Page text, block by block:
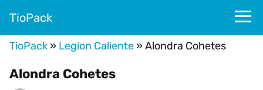
TioPack
TioPack » Legion Caliente »Alondra Cohetes
Alondra Cohetes